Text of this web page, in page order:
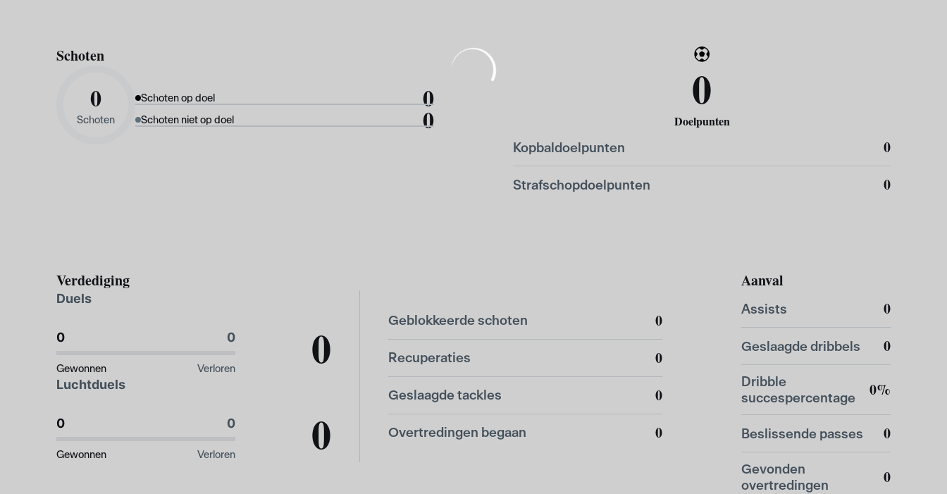
0
Doelpunten
Kopbaldoelpunten
0
Strafschopdoelpunten 0
Schoten
0
Schoten
Schoten op doel 0
Schoten niet op doel 0
Aanval
Assists 0
Geslaagde dribbels 0
Dribble
succespercentage
0%
Beslissende passes 0
Gevonden
overtredingen
0
Verdediging
Duels
0 0
Gewonnen Verloren 0
Luchtduels
0 0
Gewonnen Verloren 0
Geblokkeerde schoten 0
Recuperaties 0
Geslaagde tackles 0
Overtredingen begaan 0